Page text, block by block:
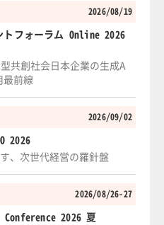
2026/08/19
トフォーラム Online 2026
共創社会日本企業の生成A
最前線
2026/09/02
2026
、次世代経営の羅針盤
2026/08/26-27
Conference 2026 夏